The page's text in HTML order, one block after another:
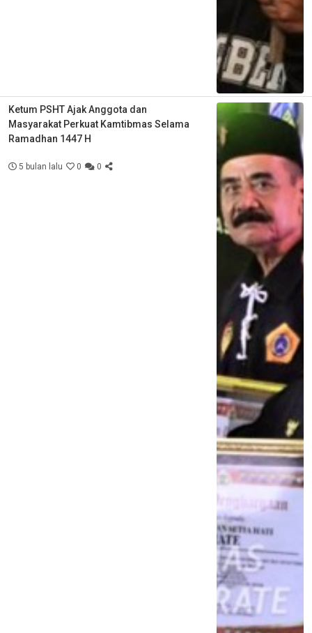
Ketum PSHT Ajak Anggota dan
Masyarakat Perkuat Kamtibmas Selama
Ramadhan 1447 H
5 bulan lalu 0 0